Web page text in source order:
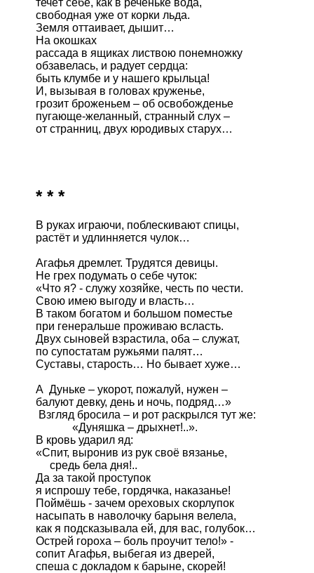
свободная уже от корки льда.
Земля оттаивает, дышит…
На окошках
рассада в ящиках листвою понемножку
обзавелась, и радует сердца:
быть клумбе и у нашего крыльца!
И, вызывая в головах круженье,
грозит броженьем – об освобожденье
пугающе-желанный, странный слух –
от странниц, двух юродивых старух…
* * *
В руках играючи, поблескивают спицы,
растёт и удлинняется чулок…
Агафья дремлет. Трудятся девицы.
Не грех подумать о себе чуток:
«Что я? - служу хозяйке, честь по чести.
Свою имею выгоду и власть…
В таком богатом и большом поместье
при генеральше проживаю всласть.
Двух сыновей взрастила, оба – служат,
по супостатам ружьями палят…
Суставы, старость… Но бывает хуже…
А  Дуньке – укорот, пожалуй, нужен –
балуют девку, день и ночь, подряд…»
             «Дуняшка – дрыхнет!..».
В кровь ударил яд:
«Спит, выронив из рук своё вязанье,
     средь бела дня!..
Да за такой проступок
я испрошу тебе, гордячка, наказанье!
Поймёшь - зачем ореховых скорлупок
насыпать в наволочку барыня велела,
как я подсказывала ей, для вас, голубок…
Острей гороха – боль проучит тело!» -
сопит Агафья, выбегая из дверей,
спеша с докладом к барыне, скорей!